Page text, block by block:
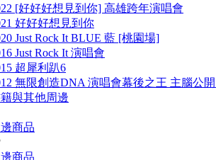
[好好好想見到你] 高雄跨年演唱會
好好好想見到你
Just Rock It BLUE 藍 [桃園場]
Just Rock It 演唱會
超犀利趴6
無限創造DNA 演唱會幕後之王 主腦公
與其他周邊
商品
商品